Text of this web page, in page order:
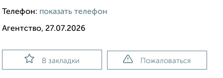
Телефон: показать телефон
Агентство, 27.07.2026
В закладки Пожаловаться